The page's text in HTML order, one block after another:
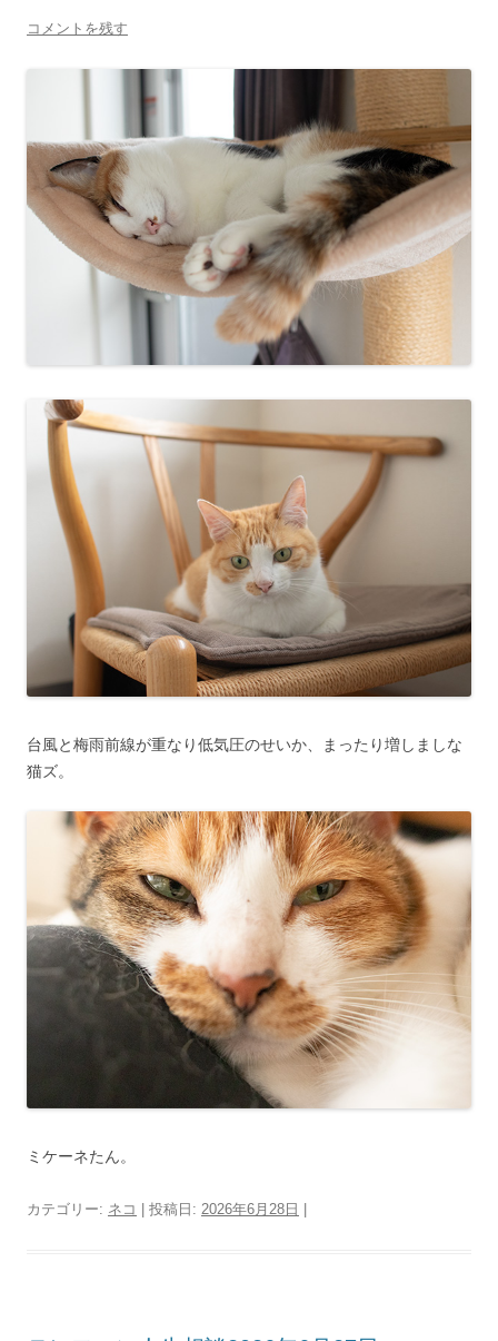
コメントを残す
台風と梅雨前線が重なり低気圧のせいか、まったり増しましな
猫ズ。
ミケーネたん。
カテゴリー: ネコ | 投稿日: 2026年6月28日 |